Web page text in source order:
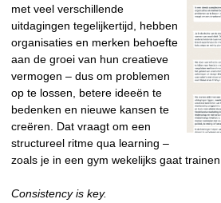
met veel verschillende
uitdagingen tegelijkertijd, hebben
organisaties en merken behoefte
aan de groei van hun creatieve
vermogen – dus om problemen
op te lossen, betere ideeën te
bedenken en nieuwe kansen te
creëren. Dat vraagt om een
structureel ritme qua learning –
zoals je in een gym wekelijks gaat trainen.
Consistency is key.